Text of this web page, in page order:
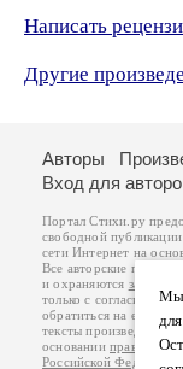
Написать
Другие
Мы
Авторы
Вход для
Портал Стихи.ру
свободной
сети Интернет на
Все авторские права
и охраняются законом
только с согласия его
обратиться на его
тексты произведений
основанииправил
Российской Федерации